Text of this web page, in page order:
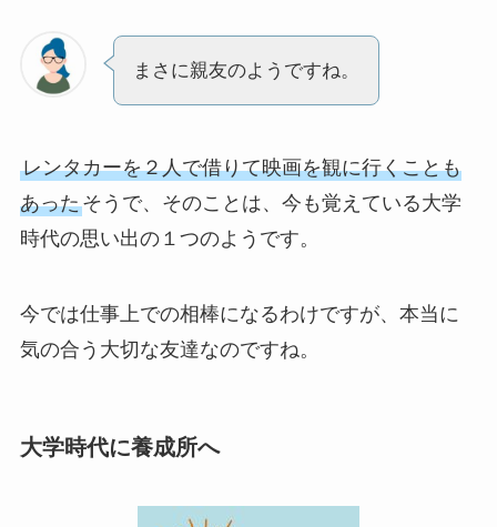
まさに親友のようですね。
レンタカーを２人で借りて映画を観に行くことも
あったそうで、そのことは、今も覚えている大学
時代の思い出の１つのようです。
今では仕事上での相棒になるわけですが、本当に
気の合う大切な友達なのですね。
大学時代に養成所へ